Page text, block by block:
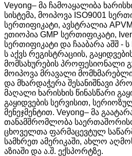
Veyong– მა ჩამოაყალიბა
სისტემა, მოიპოვა ISO9001
სერთიფიკატი, ავსტრალია
ეთიოპია GMP სერთიფიკატი,
სერთიფიკატი და ჩააბარა აშშ - ს
ს აქვს რეგისტრაციის,
მომსახურების პროფესიონალი
მოიპოვა მრავალი
და მხარდაჭერა შესანიშნავი
მაღალი ხარისხის წინასწარი
გაყიდვების სერვისით,
მენეჯმენტით. Veyong– მა
თანამშრომლობა
ცხოველთა ფარმაცევტულ
სამხრეთ ამერიკაში, ახლო
აზიაში და ა.შ. ექსპორტზე.